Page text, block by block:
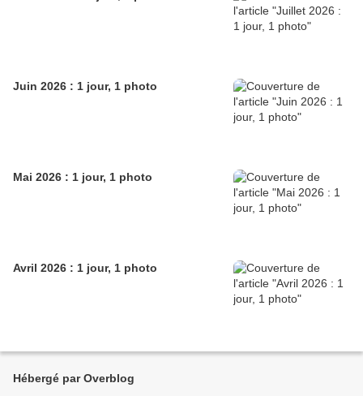
Juin 2026 : 1 jour, 1 photo
Mai 2026 : 1 jour, 1 photo
Avril 2026 : 1 jour, 1 photo
Hébergé par Overblog